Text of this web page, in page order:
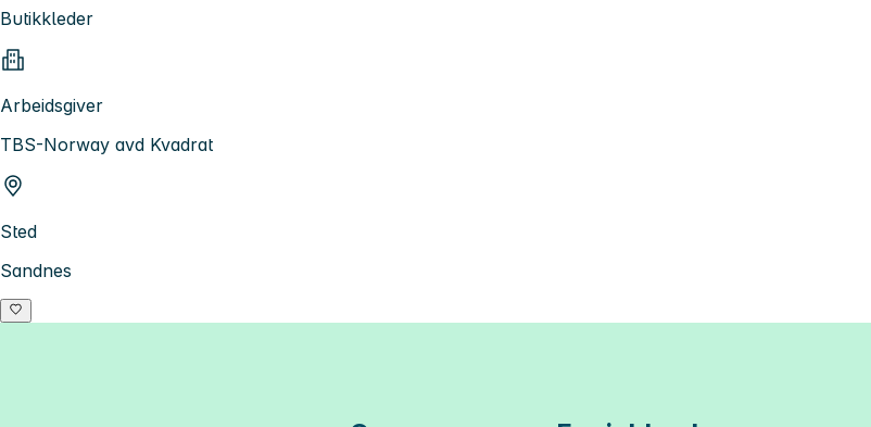
Butikkleder
Arbeidsgiver
TBS-Norway avd Kvadrat
Sted
Sandnes